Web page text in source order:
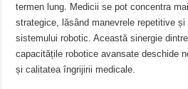
termen lung. Medicii se pot concentra
strategice, lăsând manevrele repetitive
sistemului robotic. Această sinergie
capacitățile robotice avansate deschide
și calitatea îngrijirii medicale.